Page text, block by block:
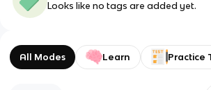
Looks like no tags are added yet.
All Modes Learn Practice